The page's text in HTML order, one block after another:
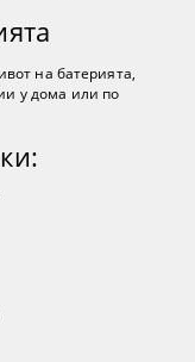
на батерията,
у дома или по